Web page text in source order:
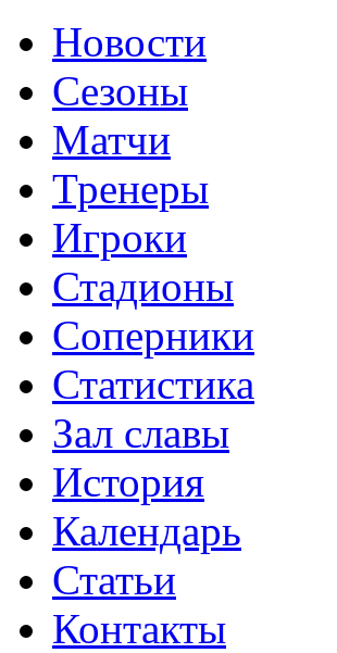
Новости
Сезоны
Матчи
Тренеры
Игроки
Стадионы
Соперники
Статистика
Зал славы
История
Календарь
Статьи
Контакты